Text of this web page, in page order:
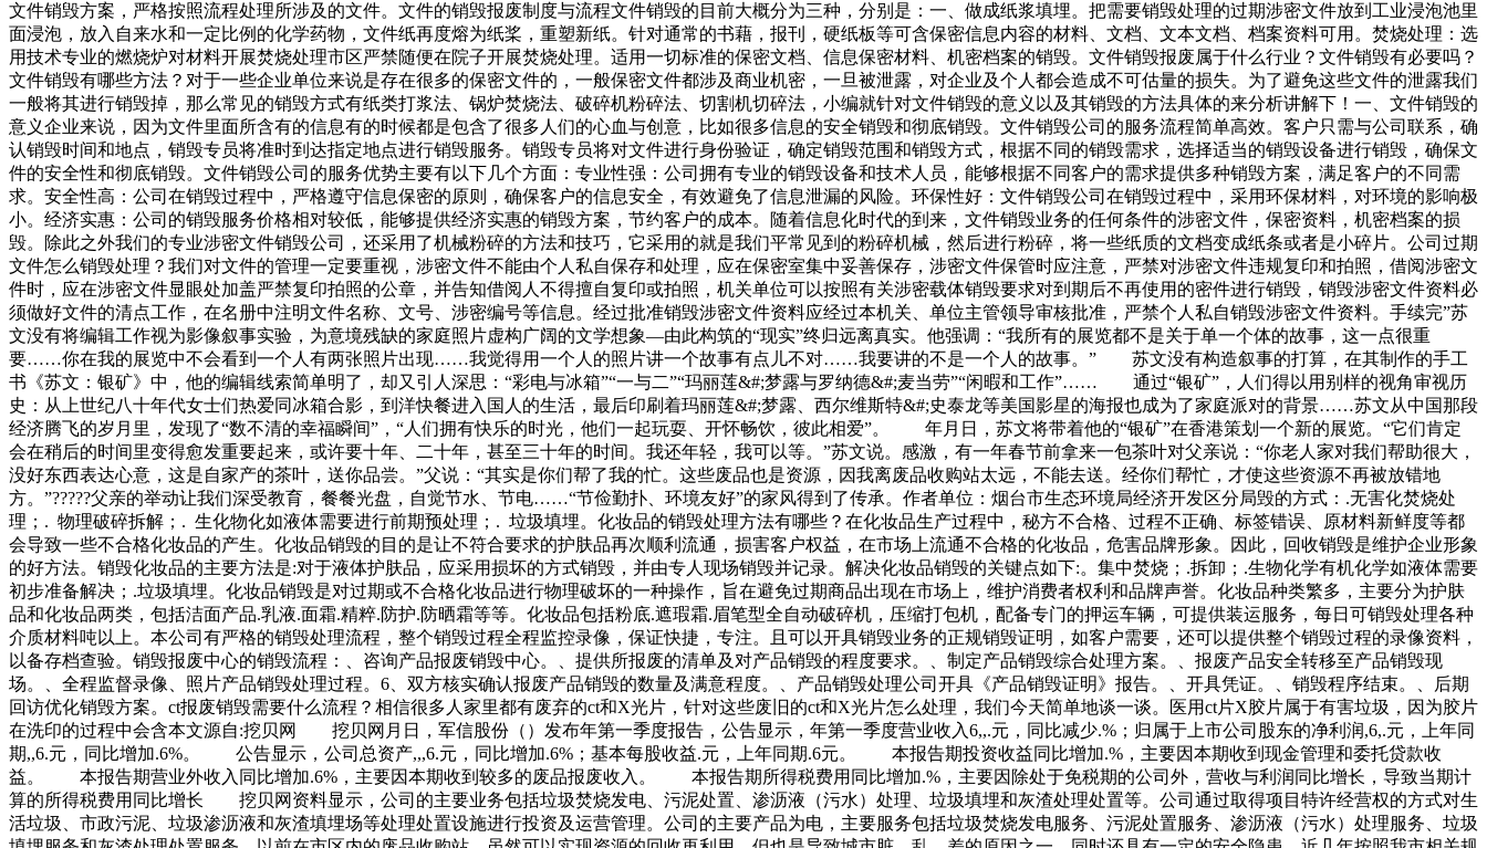
文件销毁方案，严格按照流程处理所涉及的文件。文件的销毁报废制度与流程文件销毁的目前大概分为三种，分别是：一、做成纸浆填埋。把需要销毁处理的过期涉密文件放到工业浸泡池里
面浸泡，放入自来水和一定比例的化学药物，文件纸再度熔为纸桨，重塑新纸。针对通常的书藉，报刊，硬纸板等可含保密信息内容的材料、文档、文本文档、档案资料可用。焚烧处理：选
用技术专业的燃烧炉对材料开展焚烧处理市区严禁随便在院子开展焚烧处理。适用一切标准的保密文档、信息保密材料、机密档案的销毁。文件销毁报废属于什么行业？文件销毁有必要吗？
文件销毁有哪些方法？对于一些企业单位来说是存在很多的保密文件的，一般保密文件都涉及商业机密，一旦被泄露，对企业及个人都会造成不可估量的损失。为了避免这些文件的泄露我们
一般将其进行销毁掉，那么常见的销毁方式有纸类打浆法、锅炉焚烧法、破碎机粉碎法、切割机切碎法，小编就针对文件销毁的意义以及其销毁的方法具体的来分析讲解下！一、文件销毁的
意义企业来说，因为文件里面所含有的信息有的时候都是包含了很多人们的心血与创意，比如很多信息的安全销毁和彻底销毁。文件销毁公司的服务流程简单高效。客户只需与公司联系，确
认销毁时间和地点，销毁专员将准时到达指定地点进行销毁服务。销毁专员将对文件进行身份验证，确定销毁范围和销毁方式，根据不同的销毁需求，选择适当的销毁设备进行销毁，确保文
件的安全性和彻底销毁。文件销毁公司的服务优势主要有以下几个方面：专业性强：公司拥有专业的销毁设备和技术人员，能够根据不同客户的需求提供多种销毁方案，满足客户的不同需
求。安全性高：公司在销毁过程中，严格遵守信息保密的原则，确保客户的信息安全，有效避免了信息泄漏的风险。环保性好：文件销毁公司在销毁过程中，采用环保材料，对环境的影响极
小。经济实惠：公司的销毁服务价格相对较低，能够提供经济实惠的销毁方案，节约客户的成本。随着信息化时代的到来，文件销毁业务的任何条件的涉密文件，保密资料，机密档案的损
毁。除此之外我们的专业涉密文件销毁公司，还采用了机械粉碎的方法和技巧，它采用的就是我们平常见到的粉碎机械，然后进行粉碎，将一些纸质的文档变成纸条或者是小碎片。公司过期
文件怎么销毁处理？我们对文件的管理一定要重视，涉密文件不能由个人私自保存和处理，应在保密室集中妥善保存，涉密文件保管时应注意，严禁对涉密文件违规复印和拍照，借阅涉密文
件时，应在涉密文件显眼处加盖严禁复印拍照的公章，并告知借阅人不得擅自复印或拍照，机关单位可以按照有关涉密载体销毁要求对到期后不再使用的密件进行销毁，销毁涉密文件资料必
须做好文件的清点工作，在名册中注明文件名称、文号、涉密编号等信息。经过批准销毁涉密文件资料应经过本机关、单位主管领导审核批准，严禁个人私自销毁涉密文件资料。手续完”苏
文没有将编辑工作视为影像叙事实验，为意境残缺的家庭照片虚构广阔的文学想象—由此构筑的“现实”终归远离真实。他强调：“我所有的展览都不是关于单一个体的故事，这一点很重
要……你在我的展览中不会看到一个人有两张照片出现……我觉得用一个人的照片讲一个故事有点儿不对……我要讲的不是一个人的故事。” 苏文没有构造叙事的打算，在其制作的手工
书《苏文：银矿》中，他的编辑线索简单明了，却又引人深思：“彩电与冰箱”“一与二”“玛丽莲&#;梦露与罗纳德&#;麦当劳”“闲暇和工作”…… 通过“银矿”，人们得以用别样的视角审视历
史：从上世纪八十年代女士们热爱同冰箱合影，到洋快餐进入国人的生活，最后印刷着玛丽莲&#;梦露、西尔维斯特&#;史泰龙等美国影星的海报也成为了家庭派对的背景……苏文从中国那段
经济腾飞的岁月里，发现了“数不清的幸福瞬间”，“人们拥有快乐的时光，他们一起玩耍、开怀畅饮，彼此相爱”。 年月日，苏文将带着他的“银矿”在香港策划一个新的展览。“它们肯定
会在稍后的时间里变得愈发重要起来，或许要十年、二十年，甚至三十年的时间。我还年轻，我可以等。”苏文说。感激，有一年春节前拿来一包茶叶对父亲说：“你老人家对我们帮助很大，
没好东西表达心意，这是自家产的茶叶，送你品尝。”父说：“其实是你们帮了我的忙。这些废品也是资源，因我离废品收购站太远，不能去送。经你们帮忙，才使这些资源不再被放错地
方。”?????父亲的举动让我们深受教育，餐餐光盘，自觉节水、节电……“节俭勤扑、环境友好”的家风得到了传承。作者单位：烟台市生态环境局经济开发区分局毁的方式：.无害化焚烧处
理；. 物理破碎拆解；. 生化物化如液体需要进行前期预处理；. 垃圾填埋。化妆品的销毁处理方法有哪些？在化妆品生产过程中，秘方不合格、过程不正确、标签错误、原材料新鲜度等都
会导致一些不合格化妆品的产生。化妆品销毁的目的是让不符合要求的护肤品再次顺利流通，损害客户权益，在市场上流通不合格的化妆品，危害品牌形象。因此，回收销毁是维护企业形象
的好方法。销毁化妆品的主要方法是:对于液体护肤品，应采用损坏的方式销毁，并由专人现场销毁并记录。解决化妆品销毁的关键点如下:。集中焚烧；.拆卸；.生物化学有机化学如液体需要
初步准备解决；.垃圾填埋。化妆品销毁是对过期或不合格化妆品进行物理破坏的一种操作，旨在避免过期商品出现在市场上，维护消费者权利和品牌声誉。化妆品种类繁多，主要分为护肤
品和化妆品两类，包括洁面产品.乳液.面霜.精粹.防护.防晒霜等等。化妆品包括粉底.遮瑕霜.眉笔型全自动破碎机，压缩打包机，配备专门的押运车辆，可提供装运服务，每日可销毁处理各种
介质材料吨以上。本公司有严格的销毁处理流程，整个销毁过程全程监控录像，保证快捷，专注。且可以开具销毁业务的正规销毁证明，如客户需要，还可以提供整个销毁过程的录像资料，
以备存档查验。销毁报废中心的销毁流程：、咨询产品报废销毁中心。、提供所报废的清单及对产品销毁的程度要求。、制定产品销毁综合处理方案。、报废产品安全转移至产品销毁现
场。、全程监督录像、照片产品销毁处理过程。6、双方核实确认报废产品销毁的数量及满意程度。、产品销毁处理公司开具《产品销毁证明》报告。、开具凭证。、销毁程序结束。、后期
回访优化销毁方案。ct报废销毁需要什么流程？相信很多人家里都有废弃的ct和X光片，针对这些废旧的ct和X光片怎么处理，我们今天简单地谈一谈。医用ct片X胶片属于有害垃圾，因为胶片
在洗印的过程中会含本文源自:挖贝网 挖贝网月日，军信股份（）发布年第一季度报告，公告显示，年第一季度营业收入6,,.元，同比减少.%；归属于上市公司股东的净利润,6,.元，上年同
期,,6.元，同比增加.6%。 公告显示，公司总资产,,,6.元，同比增加.6%；基本每股收益.元，上年同期.6元。 本报告期投资收益同比增加.%，主要因本期收到现金管理和委托贷款收
益。 本报告期营业外收入同比增加.6%，主要因本期收到较多的废品报废收入。 本报告期所得税费用同比增加.%，主要因除处于免税期的公司外，营收与利润同比增长，导致当期计
算的所得税费用同比增长 挖贝网资料显示，公司的主要业务包括垃圾焚烧发电、污泥处置、渗沥液（污水）处理、垃圾填埋和灰渣处理处置等。公司通过取得项目特许经营权的方式对生
活垃圾、市政污泥、垃圾渗沥液和灰渣填埋场等处理处置设施进行投资及运营管理。公司的主要产品为电，主要服务包括垃圾焚烧发电服务、污泥处置服务、渗沥液（污水）处理服务、垃圾